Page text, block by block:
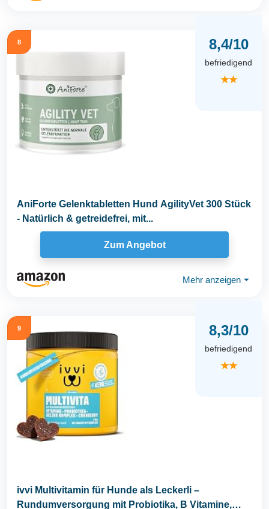
8 8,4/10
befriedigend
★★
AniForte Gelenktabletten Hund AgilityVet 300 Stück
- Natürlich & getreidefrei, mit...
Zum Angebot
Mehr anzeigen ⏷
9 8,3/10
befriedigend
★★
ivvi Multivitamin für Hunde als Leckerli –
Rundumversorgung mit Probiotika, B Vitamine,